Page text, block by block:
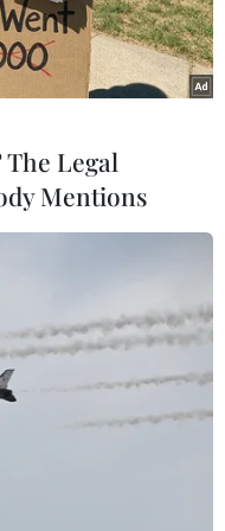
TTXVN)
Legal
Mentions